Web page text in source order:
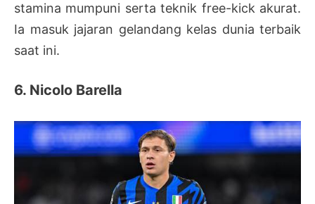
stamina mumpuni serta teknik free-kick akurat.
Ia masuk jajaran gelandang kelas dunia terbaik
saat ini.
6. Nicolo Barella